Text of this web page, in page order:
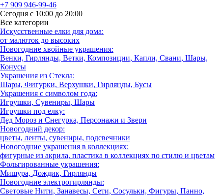
+7 909 946-99-46
Сегодня с 10:00 до 20:00
Все категории
Искусственные елки для дома:
от малюток до высоких
Новогодние хвойные украшения:
Венки, Гирлянды, Ветки, Композиции, Капли, Свани, Шары,
Конусы
Украшения из Стекла:
Шары, Фигурки, Верхушки, Гирлянды, Бусы
Украшения с символом года:
Игрушки, Сувениры, Шары
Игрушки под елку:
Дед Мороз и Снегурка, Персонажи и Звери
Новогодний декор:
цветы, ленты, сувениры, подсвечники
Новогодние украшения в коллекциях:
фигурные из акрила, пластика в коллекциях по стилю и цветам
Фольгированные украшения:
Мишура, Дождик, Гирлянды
Новогодние электрогирлянды:
Световые Нити, Занавесы, Сети, Сосульки, Фигуры, Панно,